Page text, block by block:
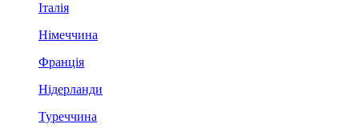
Італія
Німеччина
Франція
Нідерланди
Туреччина